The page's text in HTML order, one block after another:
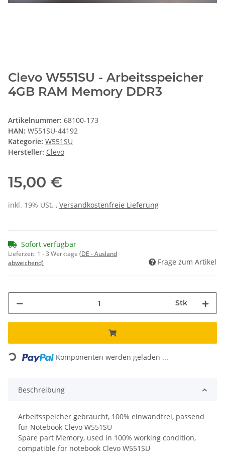
Clevo W551SU - Arbeitsspeicher
4GB RAM Memory DDR3
Artikelnummer: 68100-173
HAN: W551SU-44192
Kategorie: W551SU
Hersteller: Clevo
15,00 €
inkl. 19% USt. , Versandkostenfreie Lieferung
Sofort verfügbar
Lieferzeit: 1 - 3 Werktage (DE - Ausland
abweichend)
Frage zum Artikel
Stk
Loading... Komponenten werden geladen ...
Beschreibung
Arbeitsspeicher gebraucht, 100% einwandfrei, passend
für Notebook Clevo W551SU
Spare part Memory, used in 100% working condition,
compatible for notebook Clevo W551SU